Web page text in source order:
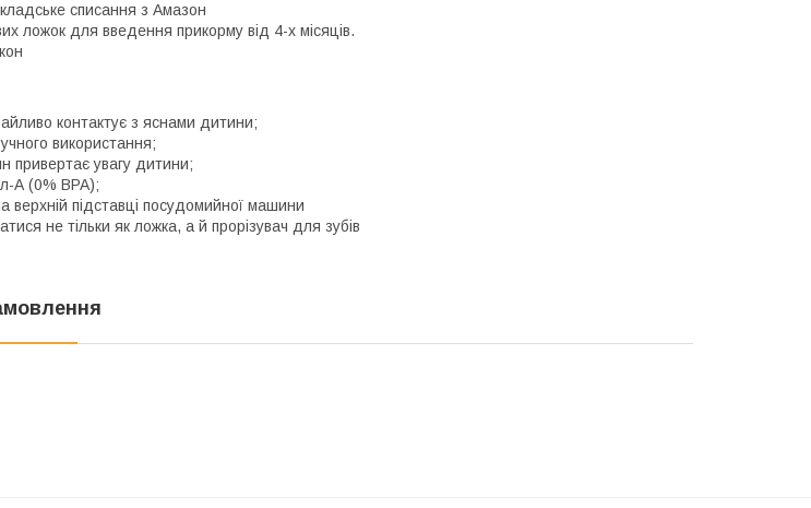
списання з Амазон
ложок для введення прикорму від 4-х місяців.
контактує з яснами дитини;
використання;
привертає увагу дитини;
А (0% BPA);
верхній підставці посудомийної машини
не тільки як ложка, а й прорізувач для зубів